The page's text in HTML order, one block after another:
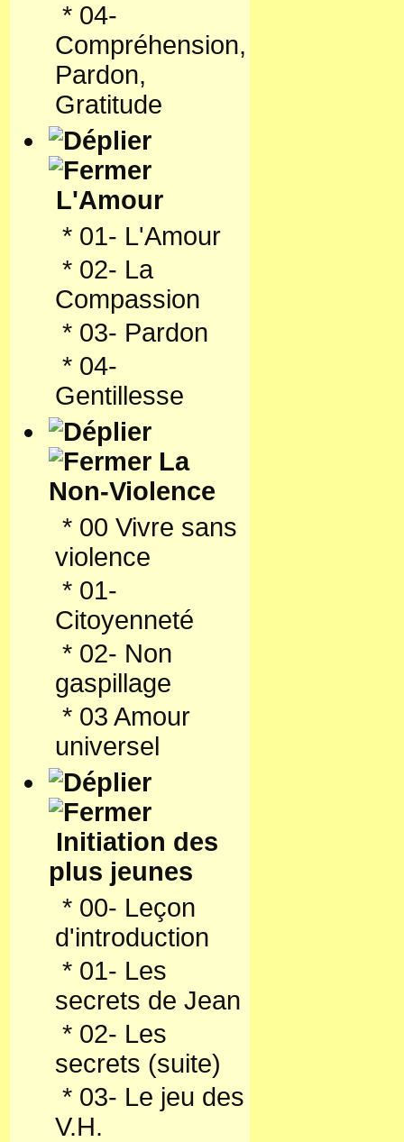
* 04-
Compréhension,
Pardon,
Gratitude
L'Amour
* 01- L'Amour
* 02- La
Compassion
* 03- Pardon
* 04-
Gentillesse
La
Non-Violence
* 00 Vivre sans
violence
* 01-
Citoyenneté
* 02- Non
gaspillage
* 03 Amour
universel
Initiation des
plus jeunes
* 00- Leçon
d'introduction
* 01- Les
secrets de Jean
* 02- Les
secrets (suite)
* 03- Le jeu des
V.H.